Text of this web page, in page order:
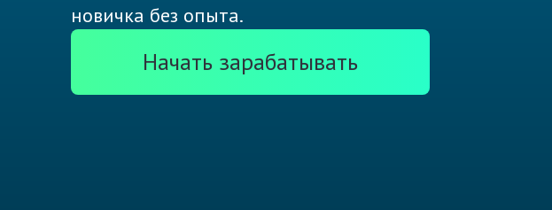
новичка без опыта.
Начать зарабатывать